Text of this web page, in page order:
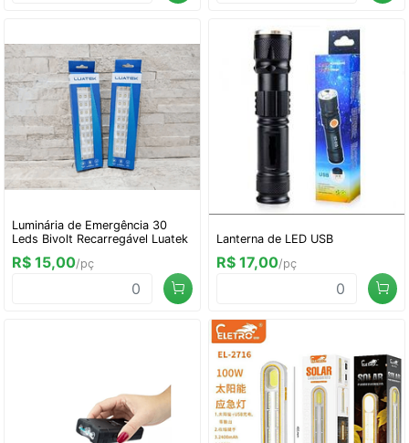
Luminária de Emergência 30
Leds Bivolt Recarregável Luatek
R$ 15,00/pç
Lanterna de LED USB
R$ 17,00/pç